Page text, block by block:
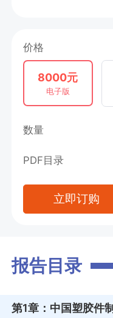
价格
8000元
电子版
数量
PDF目录
立即订购
报告目录
第1章 ：中国塑胶件